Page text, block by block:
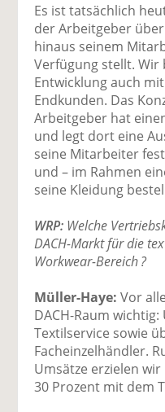
Es ist tatsächlich
der Arbeitgeber
hinaus seinem
Verfügung stellt. Wir
Entwicklung auch
Endkunden. Das
Arbeitgeber hat
und legt dort eine
seine Mitarbeiter
und – im Rahmen
seine Kleidung
WRP: Welche
DACH-Markt für die
Workwear-Bereich ?
Müller-Haye: Vor
DACH-Raum
Textilservice sowie
Facheinzelhändler.
Umsätze erzielen
30 Prozent mit dem